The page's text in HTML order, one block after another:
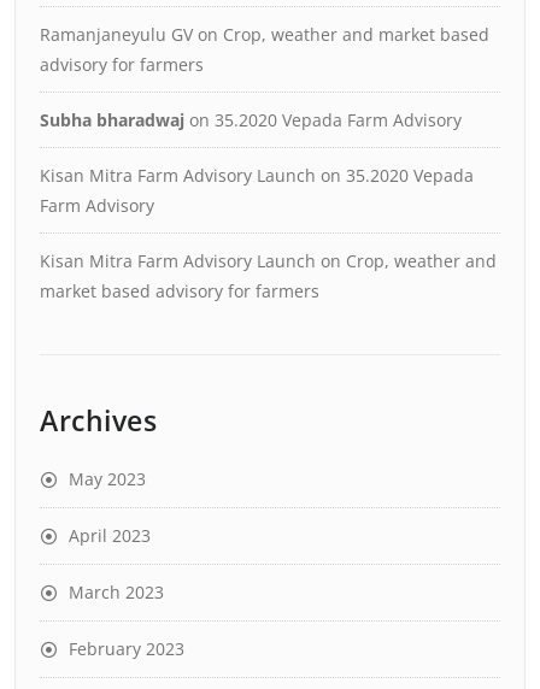
Ramanjaneyulu GV on Crop, weather and market based
advisory for farmers
Subha bharadwaj on 35.2020 Vepada Farm Advisory
Kisan Mitra Farm Advisory Launch on 35.2020 Vepada
Farm Advisory
Kisan Mitra Farm Advisory Launch on Crop, weather and
market based advisory for farmers
Archives
May 2023
April 2023
March 2023
February 2023